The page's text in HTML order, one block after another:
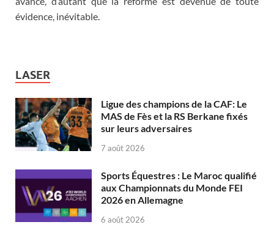
évidence, inévitable.
LASER
Ligue des champions de la CAF: Le
MAS de Fès et la RS Berkane fixés
sur leurs adversaires
7 août 2026
Sports Équestres : Le Maroc qualifié
aux Championnats du Monde FEI
2026 en Allemagne
6 août 2026